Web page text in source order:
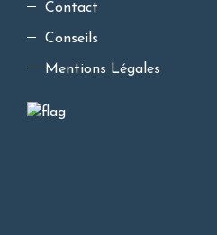
Contact
Conseils
Mentions Légales